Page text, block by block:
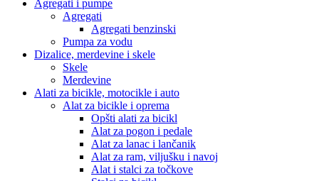
Agregati i pumpe
Agregati
Agregati benzinski
Pumpa za vodu
Dizalice, merdevine i skele
Skele
Merdevine
Alati za bicikle, motocikle i auto
Alat za bicikle i oprema
Opšti alati za bicikl
Alat za pogon i pedale
Alat za lanac i lančanik
Alat za ram, viljušku i navoj
Alat i stalci za točkove